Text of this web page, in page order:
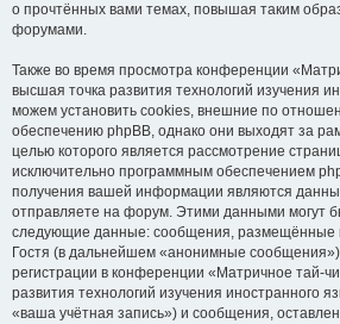
о прочтённых вами темах, повышая таким
форумами.
Также во время просмотра конференции
высшая точка развития технологий изучения
можем установить cookies, внешние по
обеспечению phpBB, однако они выходят за
целью которого является рассмотрение
исключительно программным обеспечением
получения вашей информации являются
отправляете на форум. Этими данными могут
следующие данные: сообщения, размещённые
Гостя (в дальнейшем «анонимные
регистрации в конференции «Матричное тай-
развития технологий изучения иностранного
«ваша учётная запись») и сообщения,